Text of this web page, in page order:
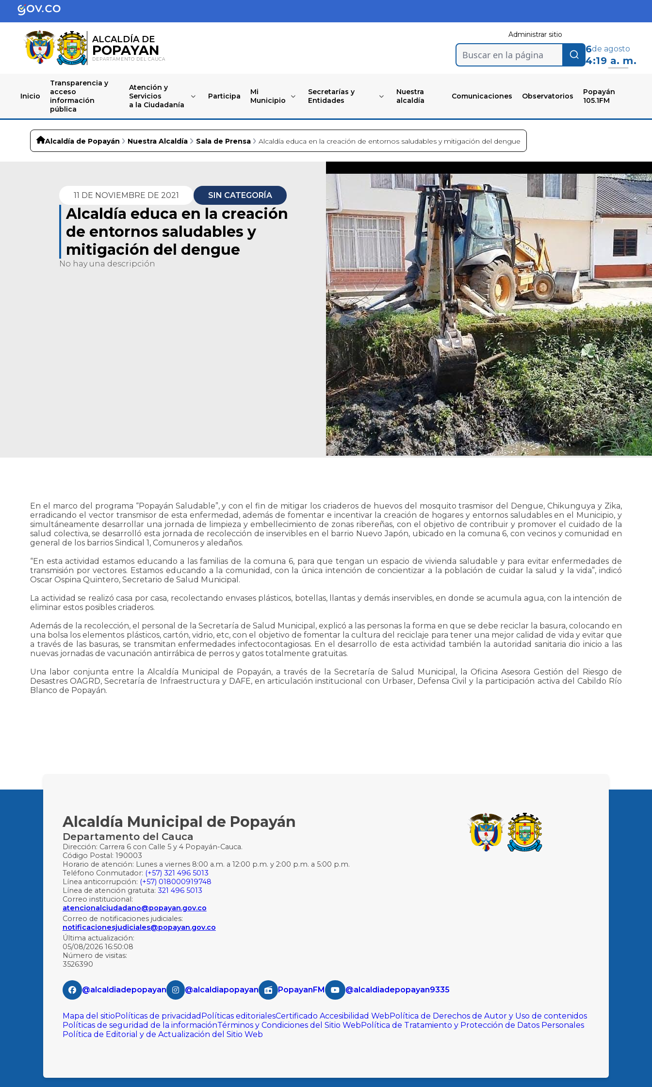
ALCALDÍA DE
POPAYAN
DEPARTAMENTO DEL CAUCA
Administrar sitio
Buscar en la página 6de agosto
4:19 a. m.
Inicio
Transparencia y
acceso
información
pública
Atención y
Servicios
a la Ciudadanía
Participa
Mi
Municipio
Secretarías y
Entidades
Nuestra
alcaldía
Comunicaciones Observatorios
Popayán
105.1FM
Alcaldía de Popayán Nuestra Alcaldía Sala de Prensa Alcaldía educa en la creación de entornos saludables y mitigación del dengue
11 DE NOVIEMBRE DE 2021 SIN CATEGORÍA
Alcaldía educa en la creación
de entornos saludables y
mitigación del dengue
No hay una descripción
En el marco del programa “Popayán Saludable”, y con el fin de mitigar los criaderos de huevos del mosquito trasmisor del Dengue, Chikunguya y Zika,
erradicando el vector transmisor de esta enfermedad, además de fomentar e incentivar la creación de hogares y entornos saludables en el Municipio, y
simultáneamente desarrollar una jornada de limpieza y embellecimiento de zonas ribereñas, con el objetivo de contribuir y promover el cuidado de la
salud colectiva, se desarrolló esta jornada de recolección de inservibles en el barrio Nuevo Japón, ubicado en la comuna 6, con vecinos y comunidad en
general de los barrios Sindical 1, Comuneros y aledaños.
“En esta actividad estamos educando a las familias de la comuna 6, para que tengan un espacio de vivienda saludable y para evitar enfermedades de
transmisión por vectores. Estamos educando a la comunidad, con la única intención de concientizar a la población de cuidar la salud y la vida”, indicó
Oscar Ospina Quintero, Secretario de Salud Municipal.
La actividad se realizó casa por casa, recolectando envases plásticos, botellas, llantas y demás inservibles, en donde se acumula agua, con la intención de
eliminar estos posibles criaderos.
Además de la recolección, el personal de la Secretaría de Salud Municipal, explicó a las personas la forma en que se debe reciclar la basura, colocando en
una bolsa los elementos plásticos, cartón, vidrio, etc, con el objetivo de fomentar la cultura del reciclaje para tener una mejor calidad de vida y evitar que
a través de las basuras, se transmitan enfermedades infectocontagiosas. En el desarrollo de esta actividad también la autoridad sanitaria dio inicio a las
nuevas jornadas de vacunación antirrábica de perros y gatos totalmente gratuitas.
Una labor conjunta entre la Alcaldía Municipal de Popayán, a través de la Secretaría de Salud Municipal, la Oficina Asesora Gestión del Riesgo de
Desastres OAGRD, Secretaría de Infraestructura y DAFE, en articulación institucional con Urbaser, Defensa Civil y la participación activa del Cabildo Río
Blanco de Popayán.
Alcaldía Municipal de Popayán
Departamento del Cauca
Dirección: Carrera 6 con Calle 5 y 4 Popayán-Cauca.
Código Postal: 190003
Horario de atención: Lunes a viernes 8:00 a.m. a 12:00 p.m. y 2:00 p.m. a 5:00 p.m.
Teléfono Conmutador: (+57) 321 496 5013
Línea anticorrupción: (+57) 018000919748
Línea de atención gratuita: 321 496 5013
Correo institucional:
atencionalciudadano@popayan.gov.co
Correo de notificaciones judiciales:
notificacionesjudiciales@popayan.gov.co
Última actualización:
05/08/2026 16:50:08
Número de visitas:
3526390
@alcaldiadepopayan @alcaldiapopayan PopayanFM @alcaldiadepopayan9335
Mapa del sitioPolíticas de privacidad Políticas editorialesCertificado Accesibilidad WebPolítica de Derechos de Autor y Uso de contenidos
Políticas de seguridad de la informaciónTérminos y Condiciones del Sitio WebPolítica de Tratamiento y Protección de Datos Personales
Política de Editorial y de Actualización del Sitio Web